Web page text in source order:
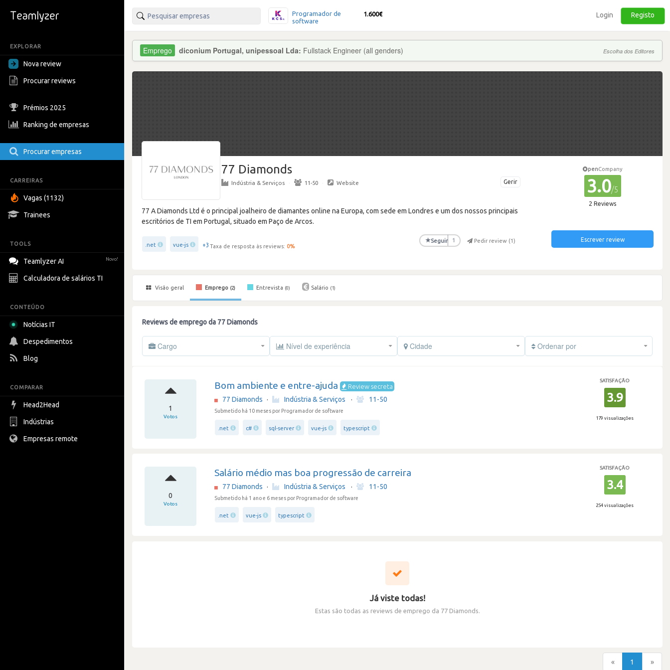
EXPLORAR
Nova review
Procurar reviews
Prémios 2025
Ranking de empresas
Procurar empresas
CARREIRAS
Vagas (1132)
Trainees
TOOLS
Teamlyzer AI Novo!
Calculadora de salários TI
CONTEÚDO
Notícias IT
Despedimentos
Blog
COMPARAR
Head2Head
Indústrias
Empresas remote
Programador de
software
1.600€ Login Registo
diconium Portugal, unipessoal Lda: Fullstack Engineer (all genders) Escolha dos Editores
77 Diamonds
Gerir
Indústria & Serviços · 11-50 · Website
77 A Diamonds Ltd é o principal joalheiro de diamantes online na Europa, com sede em Londres e um dos nossos principais
escritórios de TI em Portugal, situado em Paço de Arcos.
.net vue-js +3 Taxa de resposta às reviews: 0%
★Seguir 1 Pedir review (1)
penCompany
3.0/5
2 Reviews
Escrever review
Visão geral Emprego (2) Entrevista (0) Salário (1)
Reviews de emprego da 77 Diamonds
Cargo Nível de experiência Cidade Ordenar por
1
Votos
Bom ambiente e entre-ajuda Review secreta
77 Diamonds · Indústria & Serviços · 11-50
Submetido há 10 meses por Programador de software
.net c# sql-server vue-js typescript
SATISFAÇÃO
3.9
179 visualizações
0
Votos
Salário médio mas boa progressão de carreira
77 Diamonds · Indústria & Serviços · 11-50
Submetido há 1 ano e 6 meses por Programador de software
.net vue-js typescript
SATISFAÇÃO
3.4
254 visualizações
Já viste todas!
Estas são todas as reviews de emprego da 77 Diamonds.
« 1 »